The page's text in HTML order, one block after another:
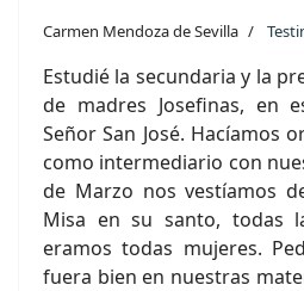
Carmen Mendoza de Sevilla
Estudié la secundaria y la
de madres Josefinas, en
Señor San José. Hacíamos
como intermediario con
de Marzo nos vestíamos
Misa en su santo, todas
eramos todas mujeres.
fuera bien en nuestras